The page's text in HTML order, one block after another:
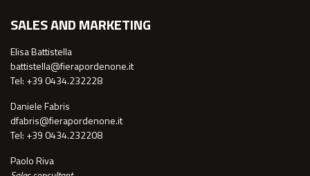
SALES AND MARKETING
Elisa Battistella
battistella@fierapordenone.it
Tel: +39 0434.232228
Daniele Fabris
dfabris@fierapordenone.it
Tel: +39 0434.232208
Paolo Riva